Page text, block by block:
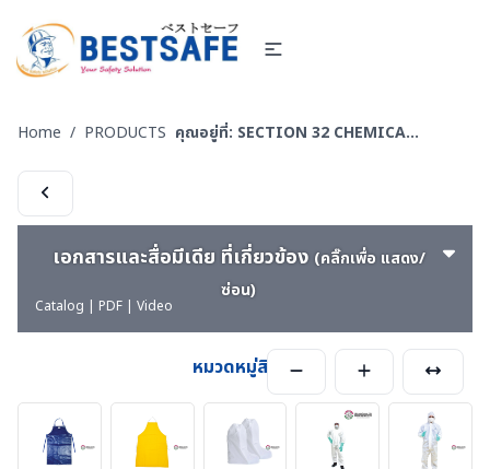
Home / PRODUCTS คุณอยู่ที่: SECTION 32 CHEMICAL SUITS | MEDICAL-RESCUE SUIT ชุดกันสารเคมี -ชุดปฏิบัติงานเคมีรั่วไหลเบื้องต้น
เอกสารและสื่อมีเดีย ที่เกี่ยวข้อง (คลิ๊กเพื่อ แสดง/
ซ่อน)
Catalog | PDF | Video
หมวดหมู่สินค้า